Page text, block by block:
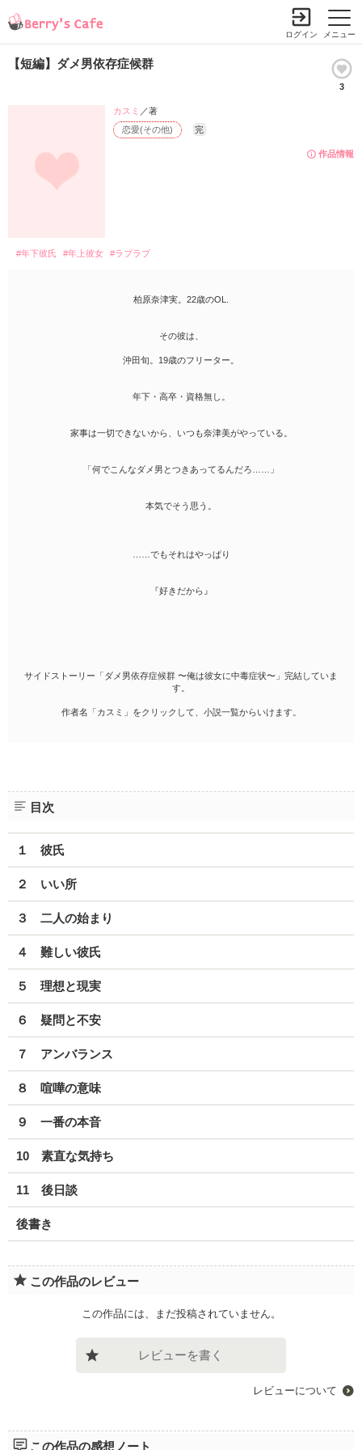
メニュー
ログイン
【短編】ダメ男依存症候群
3
作品情報
恋愛(その他) 完
カスミ ／著
#年下彼氏 #年上彼女 #ラブラブ
柏原奈津実。22歳のOL.
その彼は、
沖田旬。19歳のフリーター。
年下・高卒・資格無し。
家事は一切できないから、いつも奈津美がやっている。
「何でこんなダメ男とつきあってるんだろ……」
本気でそう思う。
……でもそれはやっぱり
『好きだから』
サイドストーリー「ダメ男依存症候群 〜俺は彼女に中毒症状〜」完結していま
す。
作者名「カスミ」をクリックして、小説一覧からいけます。
目次
１ 彼氏
２ いい所
３ 二人の始まり
４ 難しい彼氏
５ 理想と現実
６ 疑問と不安
７ アンバランス
８ 喧嘩の意味
９ 一番の本音
10 素直な気持ち
11 後日談
後書き
この作品のレビュー
この作品には、まだ投稿されていません。
レビューを書く
レビューについて
この作品の感想ノート